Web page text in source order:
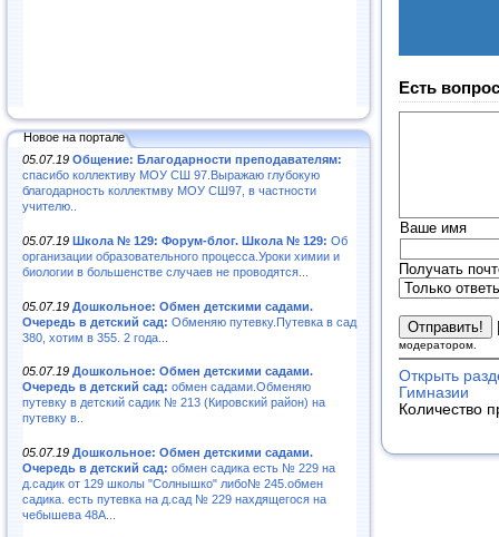
Новое на портале
05.07.19 Общение: Благодарности преподавателям:
спасибо коллективу МОУ СШ 97.Выражаю глубокую
благодарность коллектмву МОУ СШ97, в частности
учителю..
05.07.19 Школа № 129: Форум-блог. Школа № 129: Об
организации образовательного процесса.Уроки химии и
биологии в большенстве случаев не проводятся...
05.07.19 Дошкольное: Обмен детскими садами.
Очередь в детский сад: Обменяю путевку.Путевка в сад
380, хотим в 355. 2 года...
05.07.19 Дошкольное: Обмен детскими садами.
Очередь в детский сад: обмен садами.Обменяю
путевку в детский садик № 213 (Кировский район) на
путевку в..
05.07.19 Дошкольное: Обмен детскими садами.
Очередь в детский сад: обмен садика есть № 229 на
д.садик от 129 школы "Солнышко" либо№ 245.обмен
садика. есть путевка на д.сад № 229 нахдящегося на
чебышева 48А...
Есть
Ваше имя
Получать
модератором.
Открыть
Гимназии
Количество